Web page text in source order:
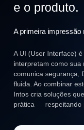
e o produto.
A primeira impressão
A UI (User Interface)
interpretam como sua
comunica segurança,
fluida. Ao combinar
Intos cria soluções
prática — respeitando